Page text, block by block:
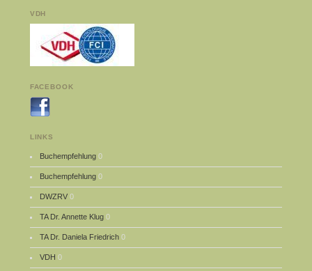
VDH
FACEBOOK
LINKS
Buchempfehlung 0
Buchempfehlung 0
DWZRV 0
TA Dr. Annette Klug 0
TA Dr. Daniela Friedrich 0
VDH 0